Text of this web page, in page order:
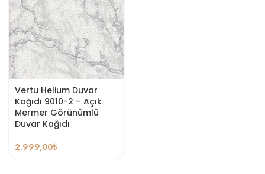
Vertu Helium Duvar
Kağıdı 9010-2 – Açık
Mermer Görünümlü
Duvar Kağıdı
2.999,00₺